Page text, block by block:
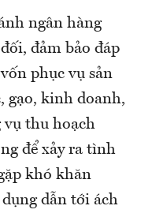
ngân hàng
đảm bảo đáp
phục vụ sản
gạo, kinh doanh,
vụ thu hoạch
để xảy ra tình
khó khăn
dẫn tới ách